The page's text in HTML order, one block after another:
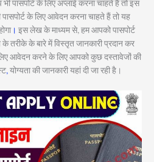
पासपोर्ट के लिए अप्लाई करना चाहते हैं तो इस
के लिए आवेदन करना चाहते हैं तो यह
। इस लेख के माध्यम से, हम आपको पासपोर्ट
के बारे में विस्तृत जानकारी प्रदान कर
आवेदन करने के लिए आपको कुछ दस्तावेजों की
,योग्यता की जानकारी यहां दी जा रही है।